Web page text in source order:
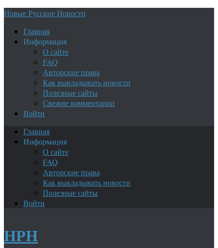
Новые Русские Новости
Главная
Информация
О сайте
FAQ
Авторские права
Как выкладывать новости
Полезные сайты
Свежие комментарии
Войти
Главная
Информация
О сайте
FAQ
Авторские права
Как выкладывать новости
Полезные сайты
Войти
НРН